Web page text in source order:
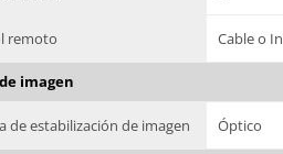
remoto Cable o
imagen
de estabilización de imagen Óptico